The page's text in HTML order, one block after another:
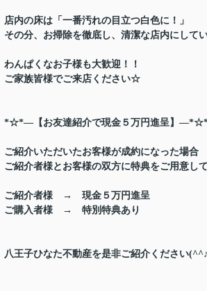
店内の床は「一番汚れの目立つ白色に！」
その分、お掃除を徹底し、清潔な店内にして
わんぱくなお子様も大歓迎！！
ご家族皆様でご来店ください☆
*☆*―【お友達紹介で現金５万円進呈】
ご紹介いただいたお客様が成約になった場合
ご紹介者様とお客様の双方に特典をご用意し
ご紹介者様 → 現金５万円進呈
ご購入者様 → 特別特典あり
八王子ひなた不動産を是非ご紹介ください(^^♪